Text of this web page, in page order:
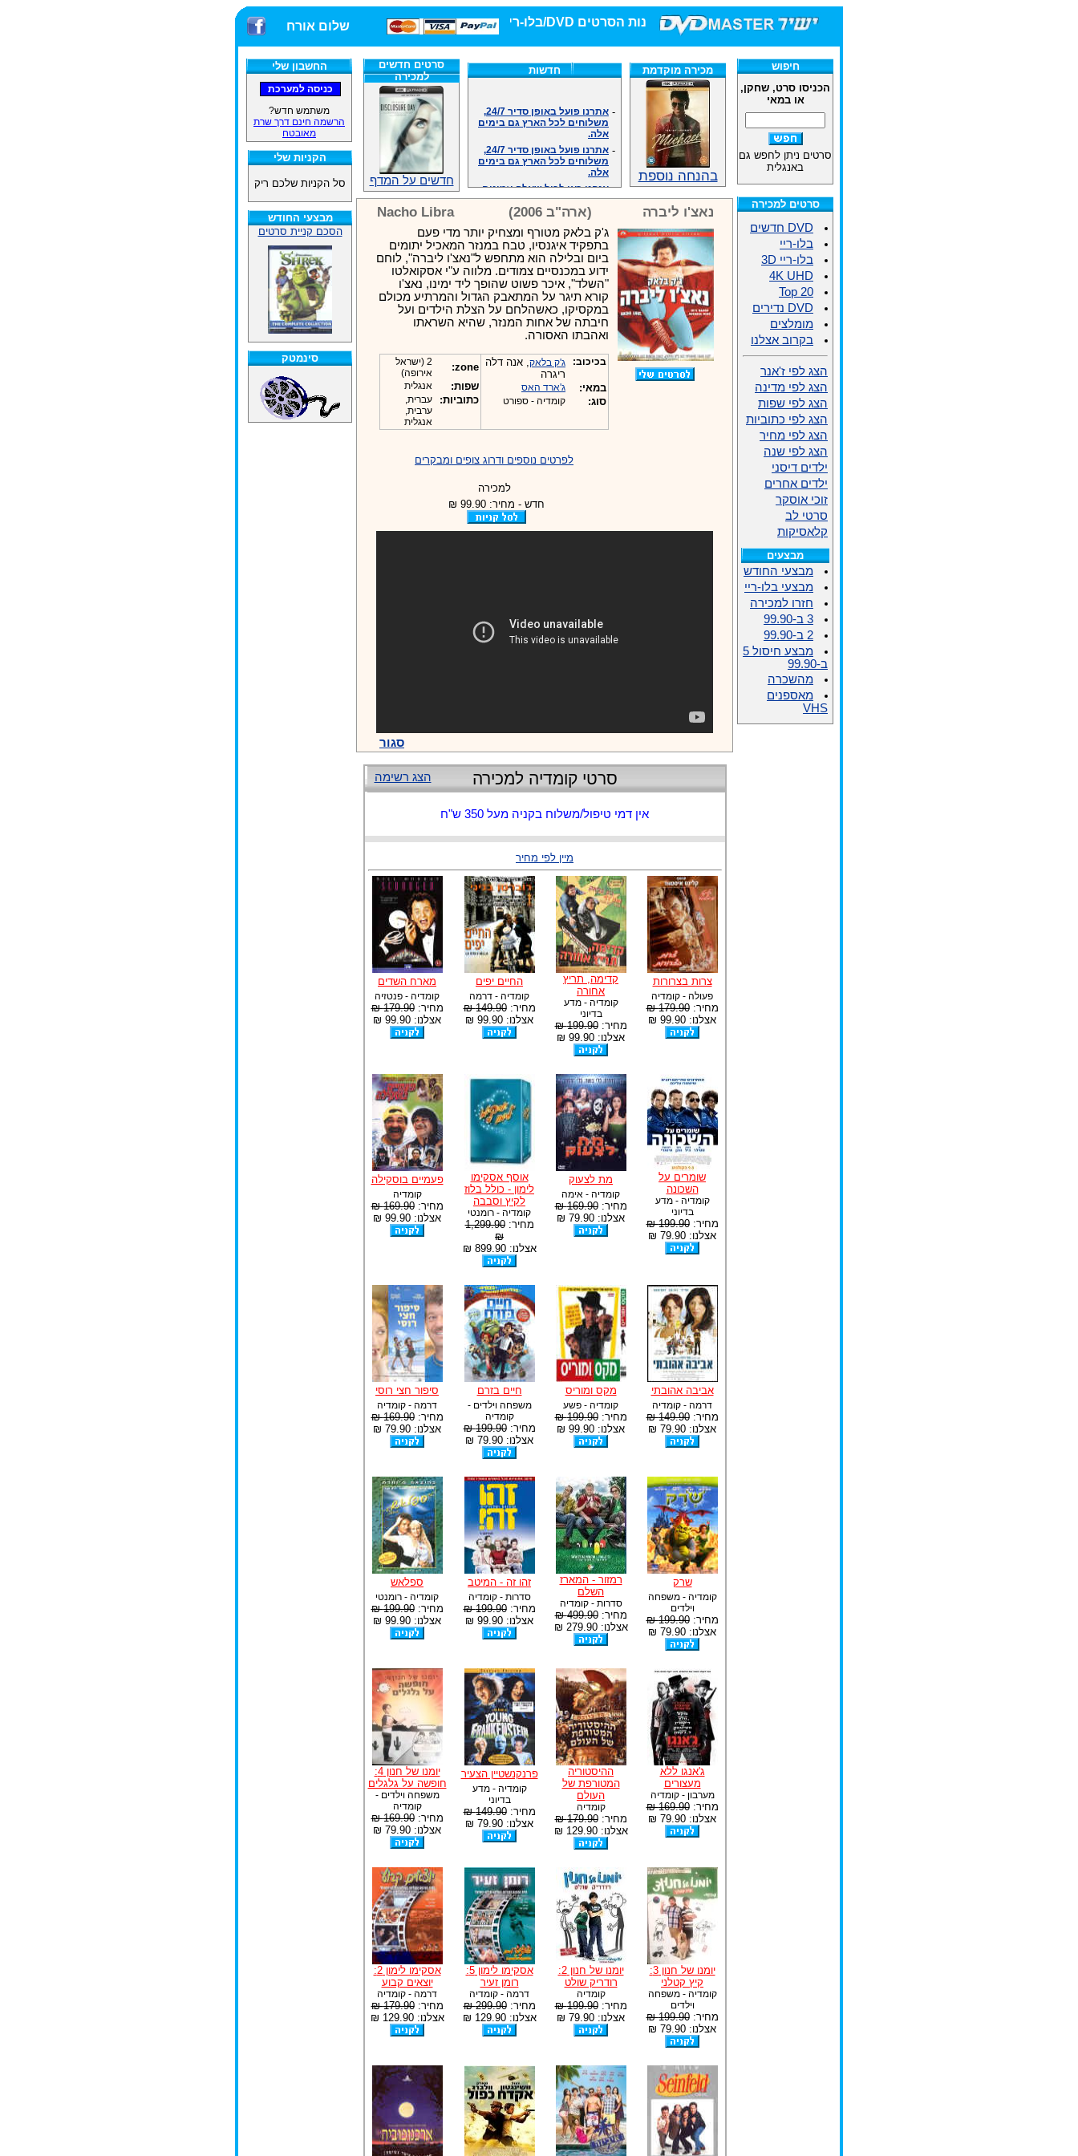
חנות הסרטים DVD/בלו-ריי/3D הגדולה ביותר! שלום אורח
החשבון שלי
משתמש חדש?
הרשמה חינם דרך שרת
מאובטח
הקניות שלי
סל הקניות שלכם ריק
מבצעי החודש
הסכם קניית סרטים
סינמטק
מכירה מוקדמת
בהנחה נוספת
חדשות
משלוחים לכל הארץ גם בימים
אלה.
משלוחים לכל הארץ גם בימים
אלה.
אנחנו כאן לכול שאלה וזמינים
במענה הטלפוני שלנו.ובמייל
.האתר לרשותכם פעיל 24/7
מענה טלפוני: 09-7652392
צוות דיוידי מאסטר ישיר.
זמינים במייל ובטלפון. האתר
לרשותכם פעיל 24/7
צוות דיוידי מאסטר ישיר.
אנחנו כאן לכול שאלה וזמינים
במענה הטלפוני שלנו.ובמייל
.האתר לרשותכם 24/7
מענה טלפוני: 09-7652392
סרטים חדשים
למכירה
חדשים על המדף
נאצ'ו ליברה (ארה"ב 2006) Nacho Libra
ג'ק בלאק מטורף ומצחיק יותר מדי פעם
בתפקיד איגנסיו, טבח במנזר המאכיל יתומים
ביום ובלילה הוא מתחפש ל"נאצ'ו ליברה", לוחם
ידוע במכנסיים צמודים. מלווה ע"י אסקואלטו
"השלד", איכר פשוט שהופך ליד ימינו, נאצ'ו
קורא תיגר על המתאבק הגדול והמרתיע מכולם
במקסיקו, כאשהלחם על הצלת הילדים ועל
חיבתה של אחות המנזר, שהיא השראתו
ואהבתו האסורה.
בכיכוב: ג'ק בלאק, אנה דלה
ריגרה
במאי:
ג'ארד האס
סוג: קומדיה - ספורט
zone:
2 (ישראל
אירופה)
שפות: אנגלית
כתוביות:
עברית,
ערבית,
אנגלית
לפרטים נוספים ודרוג צופים ומבקרים
למכירה
חדש - מחיר: 99.90 ₪
סגור
הצג רשימה סרטי קומדיה למכירה
אין דמי טיפול/משלוח בקניה מעל 350 ש"ח
מיין לפי מחיר
צרות בצרורות
פעולה - קומדיה
מחיר:179.90 ₪
אצלנו: 99.90 ₪
קדימה, תריץ
אחורה
קומדיה - מדע
בדיוני
מחיר:199.90 ₪
אצלנו: 99.90 ₪
החיים יפים
קומדיה - דרמה
מחיר:149.90 ₪
אצלנו: 99.90 ₪
מארח השדים
קומדיה - פנטזיה
מחיר:179.90 ₪
אצלנו: 99.90 ₪
שומרים על
השכונה
קומדיה - מדע
בדיוני
מחיר:199.90 ₪
אצלנו: 79.90 ₪
מת לצעוק
קומדיה - אימה
מחיר:169.90 ₪
אצלנו: 79.90 ₪
אוסף אסקימו
לימון - כולל בלוז
לקיץ וסבבה
קומדיה - רומנטי
מחיר:1,299.90
₪
אצלנו: 899.90 ₪
פעמיים בוסקילה
קומדיה
מחיר:169.90 ₪
אצלנו: 99.90 ₪
אביבה אהובתי
דרמה - קומדיה
מחיר:149.90 ₪
אצלנו: 79.90 ₪
מקס ומוריס
קומדיה - פשע
מחיר:199.90 ₪
אצלנו: 99.90 ₪
חיים בזרם
משפחה וילדים -
קומדיה
מחיר:199.90 ₪
אצלנו: 79.90 ₪
סיפור חצי רוסי
דרמה - קומדיה
מחיר:169.90 ₪
אצלנו: 79.90 ₪
שרק
קומדיה - משפחה
וילדים
מחיר:199.90 ₪
אצלנו: 79.90 ₪
רמזור - המארז
השלם
סדרות - קומדיה
מחיר:499.90 ₪
אצלנו: 279.90 ₪
זהו זה - המיטב
סדרות - קומדיה
מחיר:199.90 ₪
אצלנו: 99.90 ₪
ספלאש
קומדיה - רומנטי
מחיר:199.90 ₪
אצלנו: 99.90 ₪
ג'אנגו ללא
מעצורים
מערבון - קומדיה
מחיר:169.90 ₪
אצלנו: 79.90 ₪
ההיסטוריה
המטורפת של
העולם
קומדיה
מחיר:179.90 ₪
אצלנו: 129.90 ₪
פרנקנשטיין הצעיר
קומדיה - מדע
בדיוני
מחיר:149.90 ₪
אצלנו: 79.90 ₪
יומנו של חנון 4:
חופשה על גלגלים
משפחה וילדים -
קומדיה
מחיר:169.90 ₪
אצלנו: 79.90 ₪
יומנו של חנון 3:
קיץ קטלני
קומדיה - משפחה
וילדים
מחיר:199.90 ₪
אצלנו: 79.90 ₪
יומנו של חנון 2:
רודריק שולט
קומדיה
מחיר:199.90 ₪
אצלנו: 79.90 ₪
אסקימו לימון 5:
רומן זעיר
דרמה - קומדיה
מחיר:299.90 ₪
אצלנו: 129.90 ₪
אסקימו לימון 2:
יוצאים קבוע
דרמה - קומדיה
מחיר:179.90 ₪
אצלנו: 129.90 ₪
חיפוש
הכניסו סרט, שחקן,
או במאי
סרטים ניתן לחפש גם
באנגלית
סרטים למכירה
DVD חדשים
בלו-ריי
בלו-ריי 3D
4K UHD
Top 20
DVD נדירים
מומלצים
בקרוב אצלנו
הצג לפי ז'אנר
הצג לפי מדינה
הצג לפי שפות
הצג לפי כתוביות
הצג לפי מחיר
הצג לפי שנה
ילדים דיסני
ילדים אחרים
זוכי אוסקר
סרטי לב
קלאסיקות
מבצעים
מבצעי החודש
מבצעי בלו-ריי
חזרו למכירה
3 ב-99.90
2 ב-99.90
מבצע חיסול 5
ב-99.90
מהשכרה
מאספנים
VHS